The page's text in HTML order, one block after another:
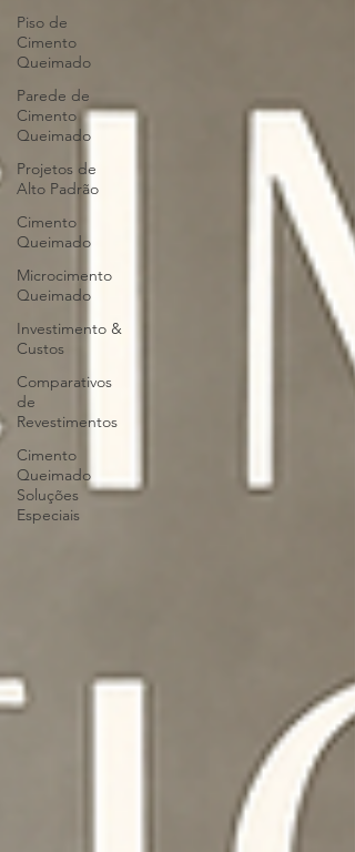
Piso de
Cimento
Queimado
Parede de
Cimento
Queimado
Projetos de
Alto Padrão
Cimento
Queimado
Microcimento
Queimado
Investimento &
Custos
Comparativos
de
Revestimentos
Cimento
Queimado
Soluções
Especiais